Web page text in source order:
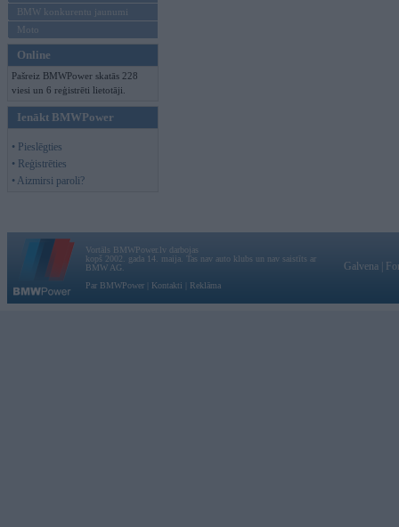
BMW konkurentu jaunumi
Moto
Online
Pašreiz BMWPower skatās 228
viesi un 6 reģistrēti lietotāji.
Ienākt BMWPower
• Pieslēgties
• Reģistrēties
• Aizmirsi paroli?
Vortāls BMWPower.lv darbojas
kopš 2002. gada 14. maija. Tas nav auto klubs un nav saistīts ar
BMW AG.
Par BMWPower
Kontakti Reklāma
Galvena